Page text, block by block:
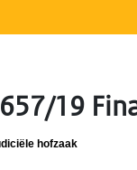
19
hofzaak